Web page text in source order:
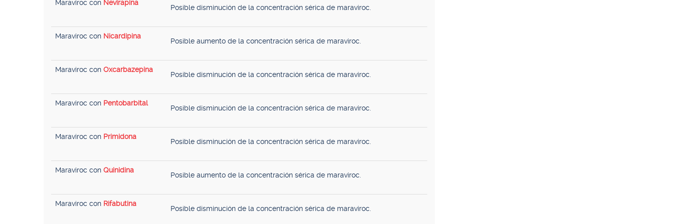
Maraviroc con Nevirapina
Posible disminución de la concentración sérica de maraviroc.
Maraviroc con Nicardipina
Posible aumento de la concentración sérica de maraviroc.
Maraviroc con Oxcarbazepina
Posible disminución de la concentración sérica de maraviroc.
Maraviroc con Pentobarbital
Posible disminución de la concentración sérica de maraviroc.
Maraviroc con Primidona
Posible disminución de la concentración sérica de maraviroc.
Maraviroc con Quinidina
Posible aumento de la concentración sérica de maraviroc.
Maraviroc con Rifabutina
Posible disminución de la concentración sérica de maraviroc.